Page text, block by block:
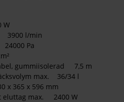
W
3900 l/min
Pa
gummiisolerad 7,5 m
max. 36/34 l
x 365 x 596 mm
eluttag max. 2400 W